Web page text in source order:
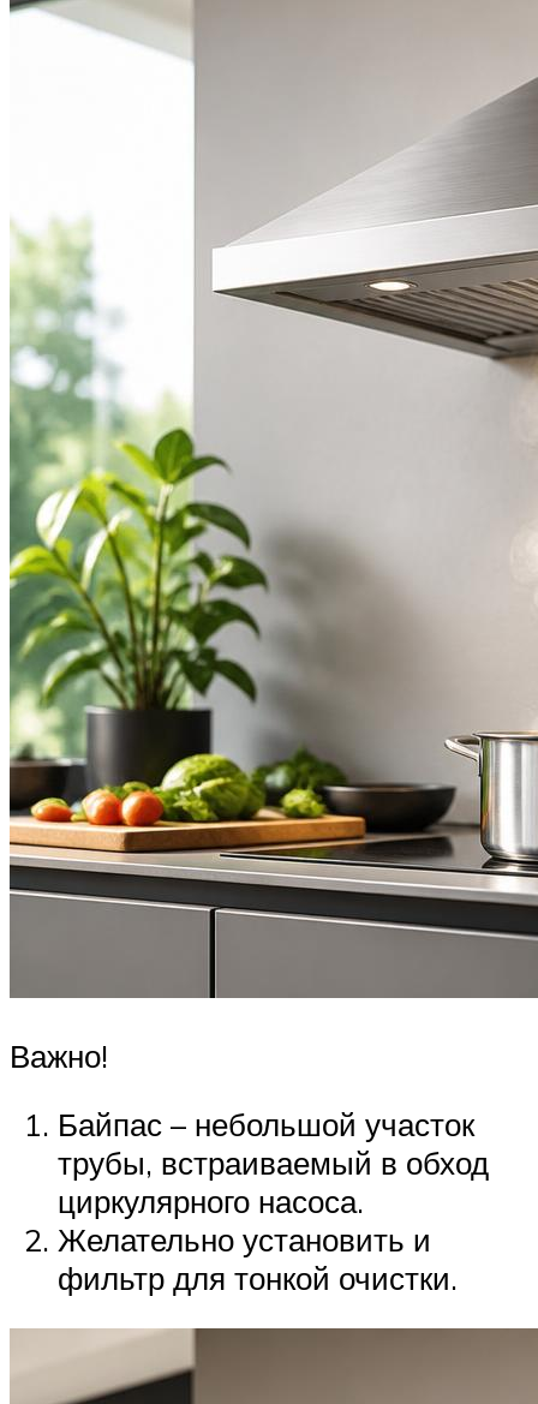
Важно!
Байпас – небольшой участок
трубы, встраиваемый в обход
циркулярного насоса.
Желательно установить и
фильтр для тонкой очистки.